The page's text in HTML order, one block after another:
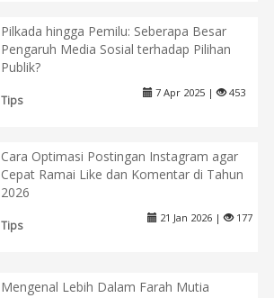
Pilkada hingga Pemilu: Seberapa Besar
Pengaruh Media Sosial terhadap Pilihan
Publik?
Tips
7 Apr 2025 | 453
Cara Optimasi Postingan Instagram agar
Cepat Ramai Like dan Komentar di Tahun
2026
Tips
21 Jan 2026 | 177
Mengenal Lebih Dalam Farah Mutia